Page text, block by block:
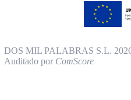
DOS MIL PALABRAS S.L.
Auditado por ComScore